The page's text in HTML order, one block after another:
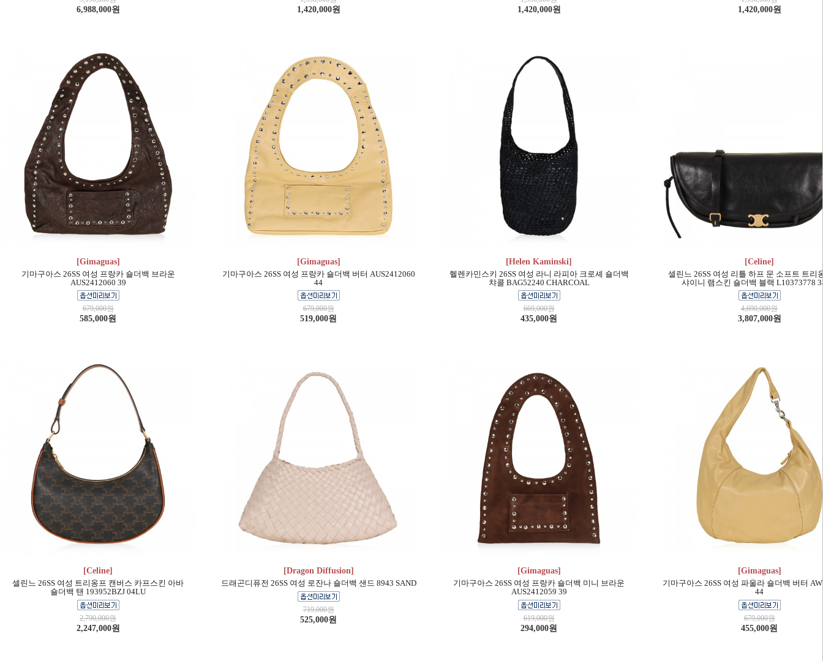
6,988,000원 1,420,000원 1,420,000원 1,420,000원
[Gimaguas]
기마구아스 26SS 여성 프랑카 숄더백 브라운
AUS2412060 39
679,000원
585,000원
[Gimaguas]
기마구아스 26SS 여성 프랑카 숄더백 버터 AUS2412060
44
679,000원
519,000원
[Helen Kaminski]
헬렌카민스키 26SS 여성 라니 라피아 크로셰 숄더백
챠콜 BAG52240 CHARCOAL
669,000원
435,000원
[Celine]
셀린느 26SS 여성 리틀 하프 문 소프트 트리
샤이니 램스킨 숄더백 블랙 L10373778
4,690,000원
3,807,000원
[Celine]
셀린느 26SS 여성 트리옹프 캔버스 카프스킨 아바
숄더백 탠 193952BZJ 04LU
2,790,000원
2,247,000원
[Dragon Diffusion]
드래곤디퓨전 26SS 여성 로잔나 숄더백 샌드 8943 SAND
719,000원
525,000원
[Gimaguas]
기마구아스 26SS 여성 프랑카 숄더백 미니 브라운
AUS2412059 39
619,000원
294,000원
[Gimaguas]
기마구아스 26SS 여성 파울라 숄더백 버터
44
679,000원
455,000원